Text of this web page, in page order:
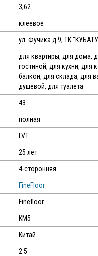
3,62
клеевое
ул. Фучика д.9, ТК
для квартиры, для дома,
гостиной, для кухни, для
балкон, для склада, для
душевой, для туалета
43
полная
LVT
25 лет
4-сторонняя
FineFloor
Finefloor
КМ5
Китай
2.5